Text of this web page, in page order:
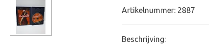
Artikelnummer: 2887
Beschrijving: